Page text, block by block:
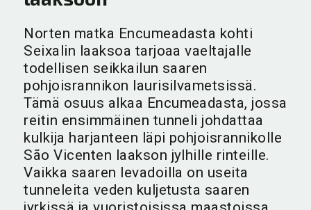
Norten matka Encumeadasta kohti
Seixalin laaksoa tarjoaa vaeltajalle
todellisen seikkailun saaren
pohjoisrannikon laurisilvametsissä.
Tämä osuus alkaa Encumeadasta, jossa
reitin ensimmäinen tunneli johdattaa
kulkija harjanteen läpi pohjoisrannikolle
São Vicenten laakson jylhille rinteille.
Vaikka saaren levadoilla on useita
tunneleita veden kuljetusta saaren